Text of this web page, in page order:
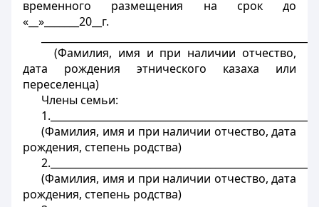
временного размещения на срок до
«__»_______20__г.
(Фамилия, имя и при наличии отчество,
дата рождения этнического казаха или
переселенца)
Члены семьи:
(Фамилия, имя и при наличии отчество, дата
рождения, степень родства)
(Фамилия, имя и при наличии отчество, дата
рождения, степень родства)